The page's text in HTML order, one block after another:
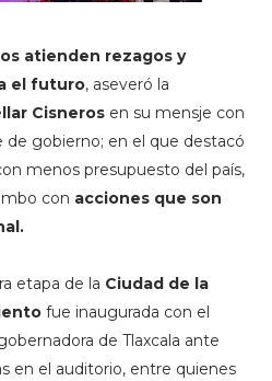
atienden rezagos y
el futuro, aseveró la
Cisnerosen su mensje con
gobierno; en el que destacó
menos presupuesto del país,
con acciones que son
etapa de la Ciudad de la
fue inaugurada con el
de Tlaxcala ante
en el auditorio, entre quienes